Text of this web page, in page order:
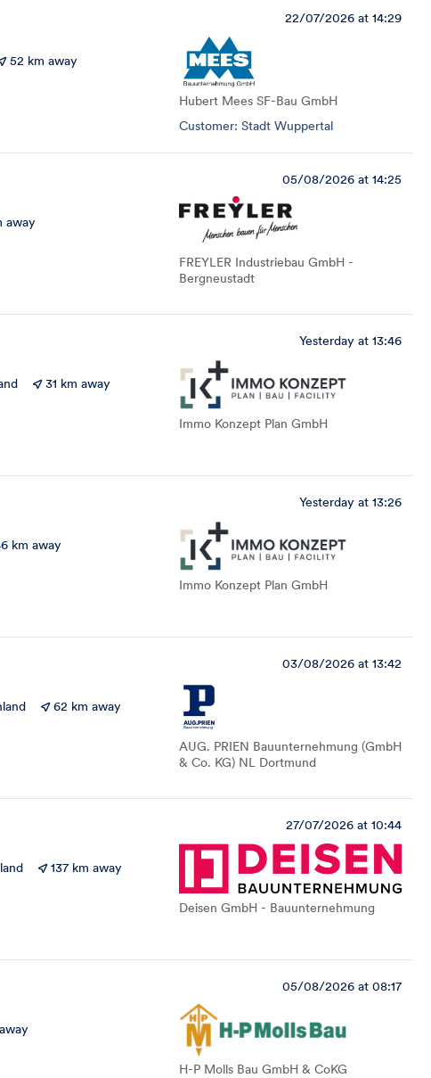
22/07/2026 at 14:29
52 km away
Hubert Mees SF-Bau GmbH
Customer: Stadt Wuppertal
05/08/2026 at 14:25
away
FREYLER Industriebau GmbH -
Bergneustadt
Yesterday at 13:46
31 km away
Immo Konzept Plan GmbH
Yesterday at 13:26
km away
Immo Konzept Plan GmbH
03/08/2026 at 13:42
62 km away
AUG. PRIEN Bauunternehmung (GmbH
& Co. KG) NL Dortmund
27/07/2026 at 10:44
137 km away
Deisen GmbH - Bauunternehmung
05/08/2026 at 08:17
H-P Molls Bau GmbH & CoKG